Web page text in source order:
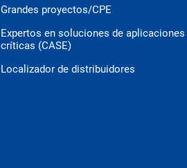
Grandes proyectos/CPE
Expertos en soluciones de aplicaciones
críticas (CASE)
Localizador de distribuidores